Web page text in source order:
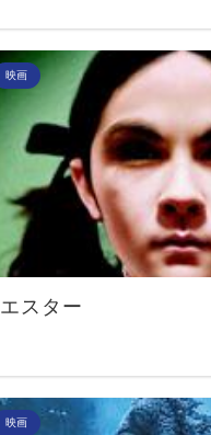
映画
エスター
映画